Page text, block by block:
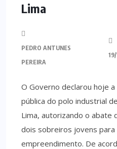
Lima
PEDRO ANTUNES
PEREIRA
O Governo declarou hoje
pública do polo industrial
Lima, autorizando o abate
dois sobreiros jovens
empreendimento. De